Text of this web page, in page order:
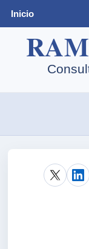
Inicio